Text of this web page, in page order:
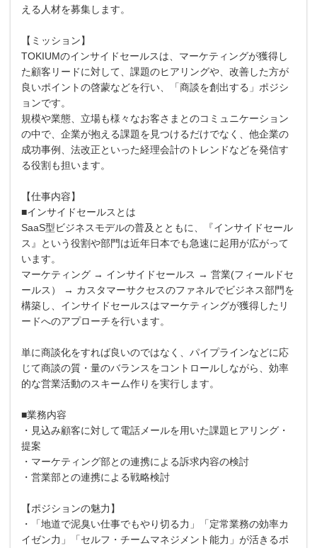
える人材を募集します。
【ミッション】
TOKIUMのインサイドセールスは、マーケティングが獲得し
た顧客リードに対して、課題のヒアリングや、改善した方が
良いポイントの啓蒙などを行い、「商談を創出する」ポジシ
ョンです。
規模や業態、立場も様々なお客さまとのコミュニケーション
の中で、企業が抱える課題を見つけるだけでなく、他企業の
成功事例、法改正といった経理会計のトレンドなどを発信す
る役割も担います。
【仕事内容】
■インサイドセールスとは
SaaS型ビジネスモデルの普及とともに、『インサイドセール
ス』という役割や部門は近年日本でも急速に起用が広がって
います。
マーケティング → インサイドセールス → 営業(フィールドセ
ールス） → カスタマーサクセスのファネルでビジネス部門を
構築し、インサイドセールスはマーケティングが獲得したリ
ードへのアプローチを行います。
単に商談化をすれば良いのではなく、パイプラインなどに応
じて商談の質・量のバランスをコントロールしながら、効率
的な営業活動のスキーム作りを実行します。
■業務内容
・見込み顧客に対して電話メールを用いた課題ヒアリング・
提案
・マーケティング部との連携による訴求内容の検討
・営業部との連携による戦略検討
【ポジションの魅力】
・「地道で泥臭い仕事でもやり切る力」「定常業務の効率カ
イゼン力」「セルフ・チームマネジメント能力」が活きるポ